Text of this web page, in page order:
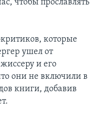
чтобы прославлять
которые
ушел от
и его
они не включили в
книги, добавив